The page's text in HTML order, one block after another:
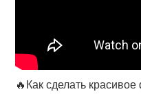
🔥Как сделать